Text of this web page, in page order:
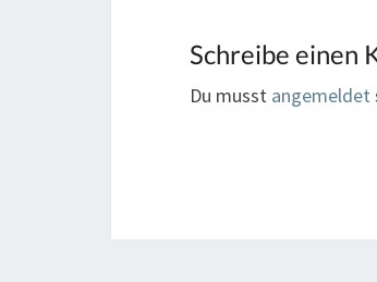
Schreibe einen
Du musst angemeldet